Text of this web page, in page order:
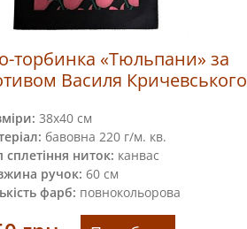
торбинка «Тюльпани» за
Василя Кричевського
38х40 см
бавовна 220 г/м. кв.
сплетіння ниток: канвас
ручок: 60 см
фарб: повнокольорова